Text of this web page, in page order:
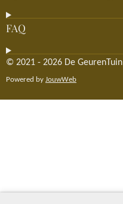
FAQ
© 2021 - 2026 De GeurenTuin
Powered by JouwWeb